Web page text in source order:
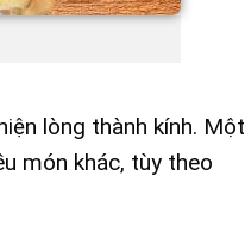
lòng thành kính. Một
món khác, tùy theo